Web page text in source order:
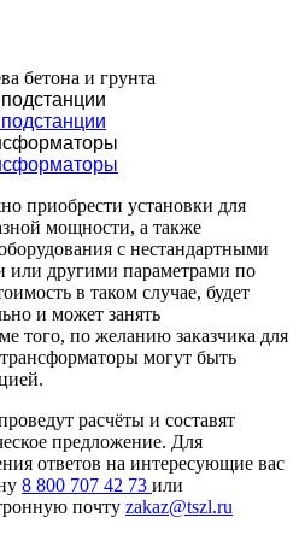
бетона и грунта
приобрести установки для
мощности, а также
с нестандартными
другими параметрами по
в таком случае, будет
и может занять
того, по желанию заказчика для
могут быть
расчёты и составят
предложение. Для
ответов на интересующие вас
8 800 707 42 73 или
почту zakaz@tszl.ru